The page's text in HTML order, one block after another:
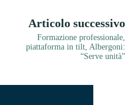
Articolo successivo
Formazione professionale,
piattaforma in tilt, Albergoni:
“Serve unità”